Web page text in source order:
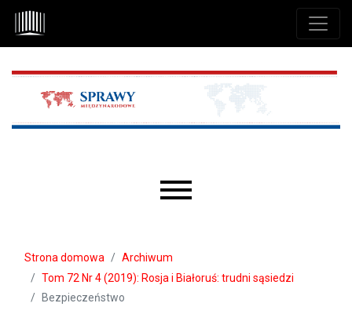
Przejdź do głównego menu
Przejdź do sekcji głównej
Przejdź do stopki
Strona domowa
Archiwum
Tom 72 Nr 4 (2019): Rosja i Białoruś: trudni sąsiedzi
Bezpieczeństwo